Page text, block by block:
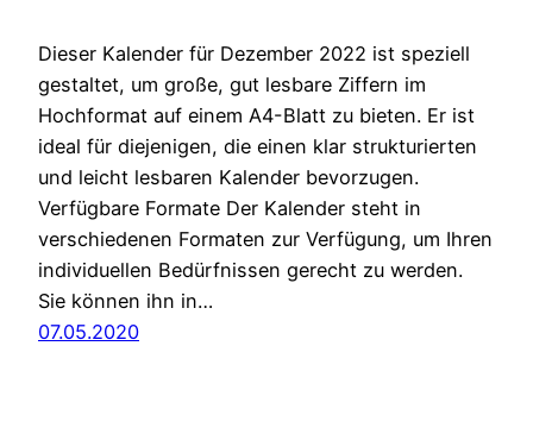
Dieser Kalender für Dezember 2022 ist speziell
gestaltet, um große, gut lesbare Ziffern im
Hochformat auf einem A4-Blatt zu bieten. Er ist
ideal für diejenigen, die einen klar strukturierten
und leicht lesbaren Kalender bevorzugen.
Verfügbare Formate Der Kalender steht in
verschiedenen Formaten zur Verfügung, um Ihren
individuellen Bedürfnissen gerecht zu werden.
Sie können ihn in…
07.05.2020